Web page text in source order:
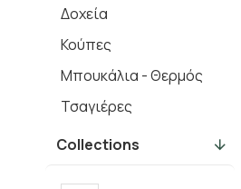
Δοχεία
Κούπες
Μπουκάλια - Θερμός
Τσαγιέρες
Φίλτρα
Collections